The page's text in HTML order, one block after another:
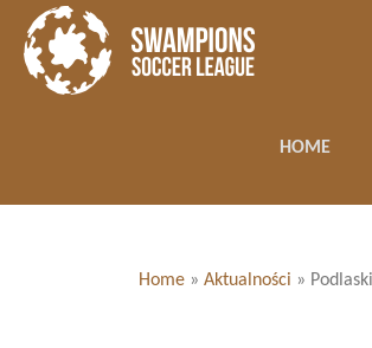
HOME
Home » Aktualności »